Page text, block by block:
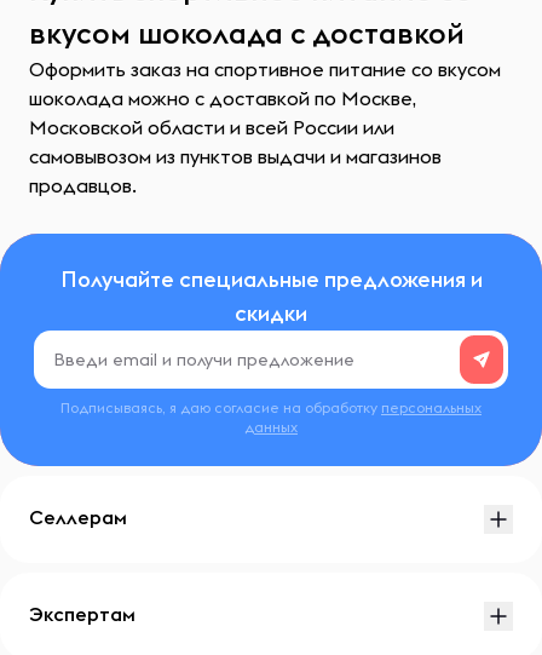
вкусом шоколада с доставкой
Оформить заказ на спортивное питание со вкусом
шоколада можно с доставкой по Москве,
Московской области и всей России или
самовывозом из пунктов выдачи и магазинов
продавцов.
Получайте специальные предложения и
скидки
Подписываясь, я даю согласие на обработку персональных
данных
Селлерам
Экспертам